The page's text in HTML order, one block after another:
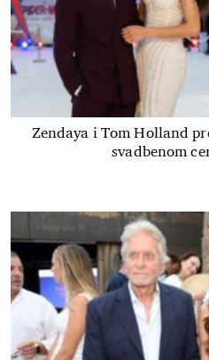
Zendaya i Tom Holland
svadbenom